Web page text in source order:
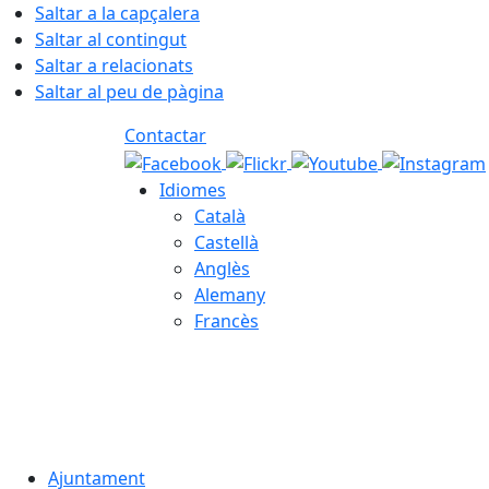
Saltar a la capçalera
Saltar al contingut
Saltar a relacionats
Saltar al peu de pàgina
Contactar
Idiomes
Català
Castellà
Anglès
Alemany
Francès
Ajuntament